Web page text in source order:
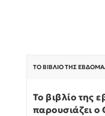
ΤΟ ΒΙΒΛΊΟ ΤΗΣ
Το βιβλίο της
παρουσιάζει